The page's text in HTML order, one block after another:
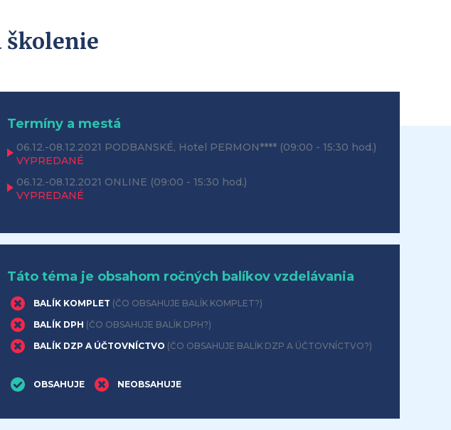
školenie
Termíny a mestá
06.12.-08.12.2021 PODBANSKÉ, Hotel PERMON**** (09:00 - 15:30 hod.)
VYPREDANÉ
06.12.-08.12.2021 ONLINE (09:00 - 15:30 hod.)
VYPREDANÉ
Táto téma je obsahom ročných balíkov vzdelávania
BALÍK KOMPLET (ČO OBSAHUJE BALÍK KOMPLET?)
BALÍK DPH (ČO OBSAHUJE BALÍK DPH?)
BALÍK DZP A ÚČTOVNÍCTVO (ČO OBSAHUJE BALÍK DZP A ÚČTOVNÍCTVO?)
OBSAHUJE NEOBSAHUJE